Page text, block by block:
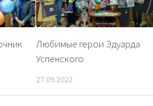
Любимые герои Эдуарда
Успенского
27.09.2022